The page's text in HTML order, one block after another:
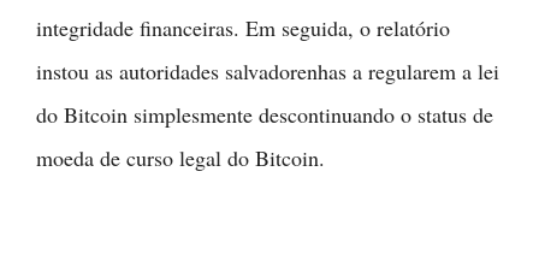
integridade financeiras. Em seguida, o relatório
instou as autoridades salvadorenhas a regularem a lei
do Bitcoin simplesmente descontinuando o status de
moeda de curso legal do Bitcoin.